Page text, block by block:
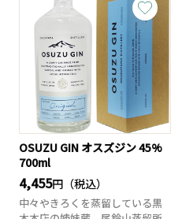
OSUZU GIN オスズジン 45%
700ml
4,455円（税込）
中々やきろくを蒸留している黒